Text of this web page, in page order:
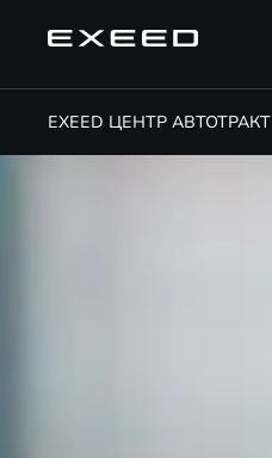
EXEED ЦЕНТР АВТОТРАКТ